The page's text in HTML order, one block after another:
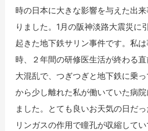
時の日本に大きな影響を与えた出
りました。1月の阪神淡路大震災に
起きた地下鉄サリン事件です。私
時、２年間の研修医生活が終わる
大混乱で、つぎつぎと地下鉄に乗
から少し離れた私が働いていた病
ました。とても良いお天気の日だ
リンガスの作用で瞳孔が収縮して